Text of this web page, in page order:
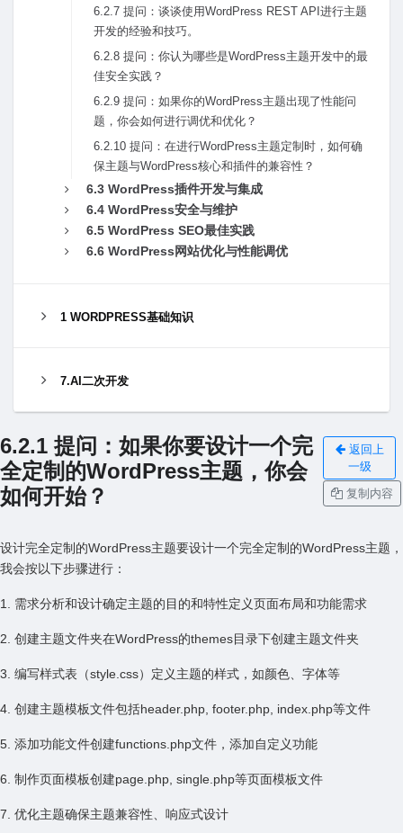
6.2.7 提问：谈谈使⽤WordPress REST API进⾏主题
开发的经验和技巧。
6.2.8 提问：你认为哪些是WordPress主题开发中的最
佳安全实践？
6.2.9 提问：如果你的WordPress主题出现了性能问
题，你会如何进⾏调优和优化？
6.2.10 提问：在进⾏WordPress主题定制时，如何确
保主题与WordPress核⼼和插件的兼容性？
6.3 WordPress插件开发与集成
6.4 WordPress安全与维护
6.5 WordPress SEO最佳实践
6.6 WordPress⽹站优化与性能调优
1 WORDPRESS基础知识
7.AI二次开发
6.2.1 提问：如果你要设计⼀个完
全定制的WordPress主题，你会
如何开始？
返回上
一级
复制内容
设计完全定制的WordPress主题要设计⼀个完全定制的WordPress主题，
我会按以下步骤进⾏：
1. 需求分析和设计确定主题的⽬的和特性定义页⾯布局和功能需求
2. 创建主题⽂件夹在WordPress的themes⽬录下创建主题⽂件夹
3. 编写样式表（style.css）定义主题的样式，如颜⾊、字体等
4. 创建主题模板⽂件包括header.php, footer.php, index.php等⽂件
5. 添加功能⽂件创建functions.php⽂件，添加⾃定义功能
6. 制作页⾯模板创建page.php, single.php等页⾯模板⽂件
7. 优化主题确保主题兼容性、响应式设计